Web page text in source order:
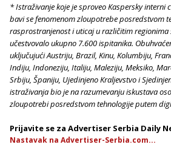
* Istraživanje koje je sproveo Kaspersky interni
bavi se fenomenom zloupotrebe posredstvom
rasprostranjenost i uticaj u različitim regionima
učestvovalo ukupno 7.600 ispitanika.
uključujući Austriju, Brazil, Kinu, Kolumbiju,
Indiju, Indoneziju, Italiju, Maleziju, Meksiko,
Srbiju, Španiju, Ujedinjeno Kraljevstvo i
istraživanja bio je na razumevanju iskustava
zloupotrebi posredstvom tehnologije putem
Prijavite se za Advertiser Serbia Daily
Nastavak na Advertiser-Serbia.com...